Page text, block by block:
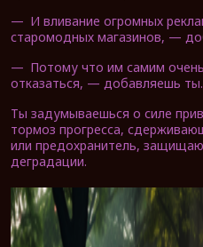
— И вливание огромных
старомодных магазинов, —
— Потому что им самим
отказаться, — добавляешь ты.
Ты задумываешься о силе
тормоз прогресса,
или предохранитель,
деградации.